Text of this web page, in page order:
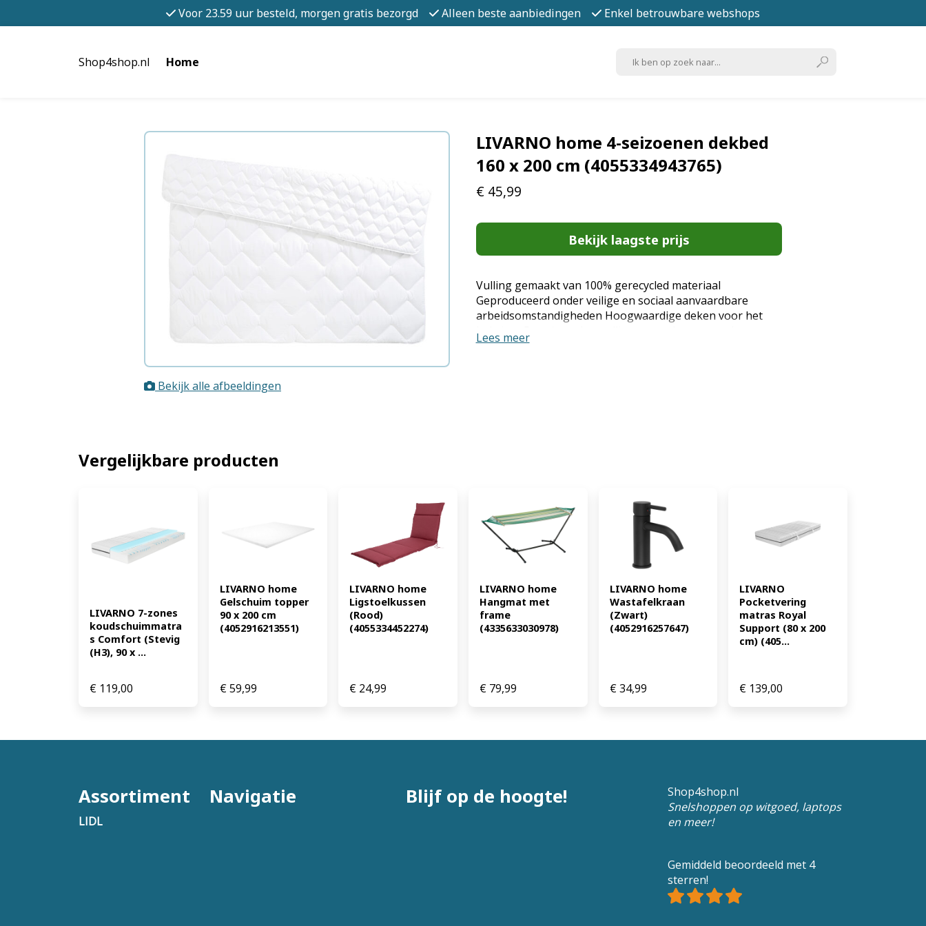
Voor 23.59 uur besteld, morgen gratis bezorgd Alleen beste aanbiedingen Enkel betrouwbare webshops
Shop4shop.nl Home
Bekijk alle afbeeldingen
LIVARNO home 4-seizoenen dekbed
160 x 200 cm (4055334943765)
€ 45,99
Bekijk laagste prijs
Vulling gemaakt van 100% gerecycled materiaal
Geproduceerd onder veilige en sociaal aanvaardbare
arbeidsomstandigheden Hoogwaardige deken voor het
hele jaar Donzig zachte vulling van polyestervezels voor
langdurig volume Quiltwerk voorkomt het wegglijden van
Lees meer
Vergelijkbare producten
LIVARNO 7-zones
koudschuimmatra
s Comfort (Stevig
(H3), 90 x ...
€ 119,00
LIVARNO home
Gelschuim topper
90 x 200 cm
(4052916213551)
€59,99
LIVARNO home
Ligstoelkussen
(Rood)
(4055334452274)
€ 24,99
LIVARNO home
Hangmat met
frame
(4335633030978)
€79,99
LIVARNO home
Wastafelkraan
(Zwart)
(4052916257647)
€34,99
LIVARNO
Pocketvering
matras Royal
Support (80 x 200
cm) (405...
€ 139,00
Assortiment
LIDL
Navigatie Blijf op de hoogte!
Shop4shop.nl
Snelshoppen op witgoed, laptops
en meer!
Gemiddeld beoordeeld met 4
sterren!